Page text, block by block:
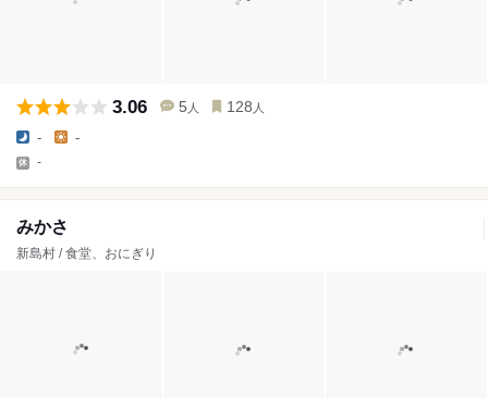
3.06 5 人 128 人
- -
-
みかさ
新島村 / 食堂、おにぎり